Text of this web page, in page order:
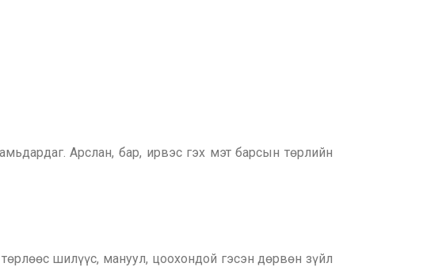
Арслан, бар, ирвэс гэх мэт барсын төрлийн
шилүүс, мануул, цоохондой гэсэн дөрвөн зүйл